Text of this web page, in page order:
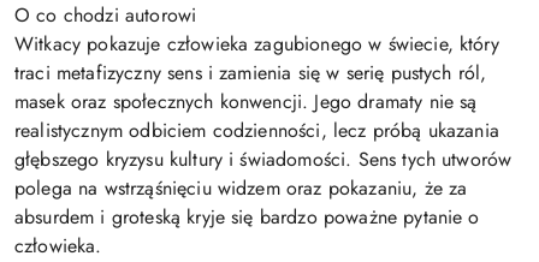
O co chodzi autorowi
Witkacy pokazuje człowieka zagubionego w świecie, który
traci metafizyczny sens i zamienia się w serię pustych ról,
masek oraz społecznych konwencji. Jego dramaty nie są
realistycznym odbiciem codzienności, lecz próbą ukazania
głębszego kryzysu kultury i świadomości. Sens tych utworów
polega na wstrząśnięciu widzem oraz pokazaniu, że za
absurdem i groteską kryje się bardzo poważne pytanie o
człowieka.